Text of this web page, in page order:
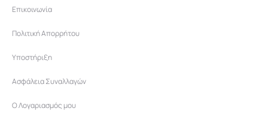
Επικοινωνία
Πολιτική Απορρήτου
Υποστήριξη
Ασφάλεια Συναλλαγών
Ο Λογαριασμός μου